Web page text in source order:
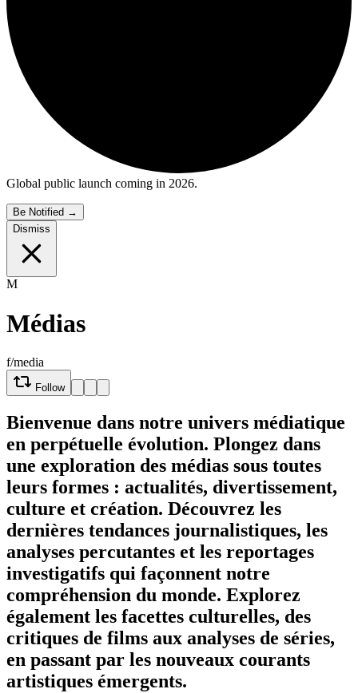
Global public launch coming in 2026.
Be Notified →
Dismiss
M
Médias
f/media
Follow
Bienvenue dans notre univers médiatique
en perpétuelle évolution. Plongez dans
une exploration des médias sous toutes
leurs formes : actualités, divertissement,
culture et création. Découvrez les
dernières tendances journalistiques, les
analyses percutantes et les reportages
investigatifs qui façonnent notre
compréhension du monde. Explorez
également les facettes culturelles, des
critiques de films aux analyses de séries,
en passant par les nouveaux courants
artistiques émergents.